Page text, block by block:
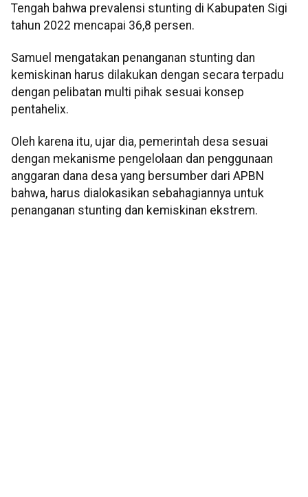
Tengah bahwa prevalensi stunting di Kabupaten Sigi
tahun 2022 mencapai 36,8 persen.
Samuel mengatakan penanganan stunting dan
kemiskinan harus dilakukan dengan secara terpadu
dengan pelibatan multi pihak sesuai konsep
pentahelix.
Oleh karena itu, ujar dia, pemerintah desa sesuai
dengan mekanisme pengelolaan dan penggunaan
anggaran dana desa yang bersumber dari APBN
bahwa, harus dialokasikan sebahagiannya untuk
penanganan stunting dan kemiskinan ekstrem.